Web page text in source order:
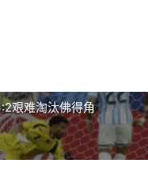
艰难淘汰佛得角